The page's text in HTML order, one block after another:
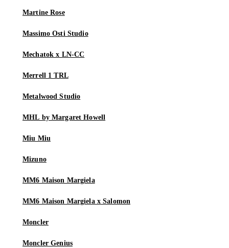
Martine Rose
Massimo Osti Studio
Mechatok x LN-CC
Merrell 1 TRL
Metalwood Studio
MHL by Margaret Howell
Miu Miu
Mizuno
MM6 Maison Margiela
MM6 Maison Margiela x Salomon
Moncler
Moncler Genius